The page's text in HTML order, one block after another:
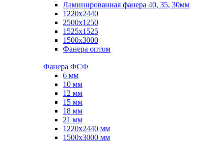
Ламинированная фанера 40, 35, 30мм
1220x2440
2500x1250
1525x1525
1500x3000
Фанера оптом
Фанера ФСФ
6 мм
10 мм
12 мм
15 мм
18 мм
21 мм
1220х2440 мм
1500х3000 мм